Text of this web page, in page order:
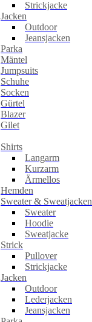
Strickjacke
Jacken
Outdoor
Jeansjacken
Parka
Mäntel
Jumpsuits
Schuhe
Socken
Gürtel
Blazer
Gilet
Shirts
Langarm
Kurzarm
Ärmellos
Hemden
Sweater & Sweatjacken
Sweater
Hoodie
Sweatjacke
Strick
Pullover
Strickjacke
Jacken
Outdoor
Lederjacken
Jeansjacken